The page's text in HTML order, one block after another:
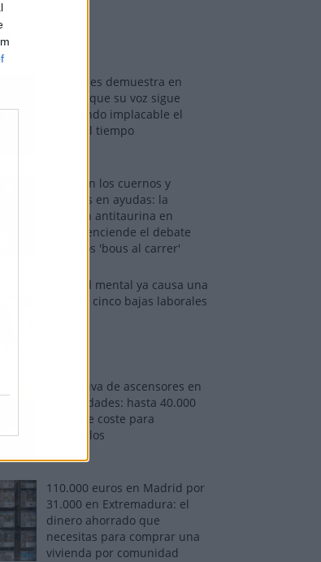
vistos
Tom Jones demuestra en
Madrid que su voz sigue
desafiando implacable el
paso del tiempo
Fuego en los cuernos y
millones en ayudas: la
rebelión antitaurina en
Alfafar enciende el debate
sobre los 'bous al carrer'
La salud mental ya causa una
de cada cinco bajas laborales
Normativa de ascensores en
comunidades: hasta 40.000
euros de coste para
adaptarlos
110.000 euros en Madrid por
31.000 en Extremadura: el
dinero ahorrado que
necesitas para comprar una
vivienda por comunidad